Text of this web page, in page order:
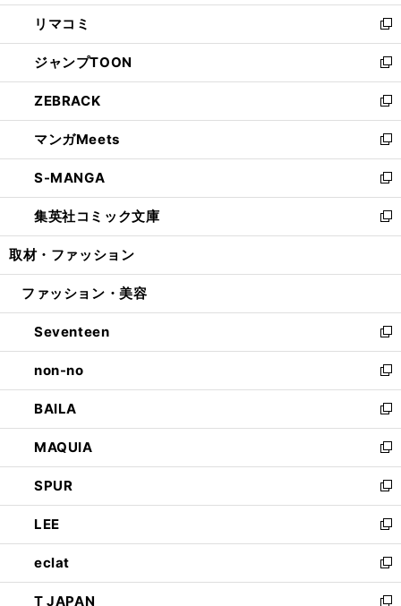
ウ
で
開
く
ン
ド
ウ
で
開
く
ウ
ィ
ン
ド
ウ
で
開
く
し
い
ウ
ィ
ン
ド
ウ
で
開
く
リマコミ
新
し
い
ウ
ィ
ン
ド
ウ
で
開
く
ジャンプTOON
新
し
い
ウ
ィ
ン
ド
ウ
で
開
ZEBRACK
新
し
い
ウ
ィ
ン
ド
ウ
開
マンガMeets
新
し
い
ウ
ィ
ン
ウ
開
く
S-MANGA
新
し
い
ウ
ン
ウ
で
開
く
集英社コミック文庫
新
し
ウ
ン
ド
ウ
で
開
く
取材・ファッション
ファッション・美容
Seventeen
新
し
い
ウ
ィ
ン
ド
ウ
で
開
く
non-no
新
し
い
ウ
ィ
ン
ド
ウ
で
開
く
BAILA
新
し
い
ウ
ィ
ン
ド
ウ
で
開
く
MAQUIA
新
し
い
ウ
ィ
ン
ド
ウ
で
SPUR
新
し
い
ウ
ィ
ン
ド
LEE
新
し
い
ウ
eclat
新
し
T JAPAN